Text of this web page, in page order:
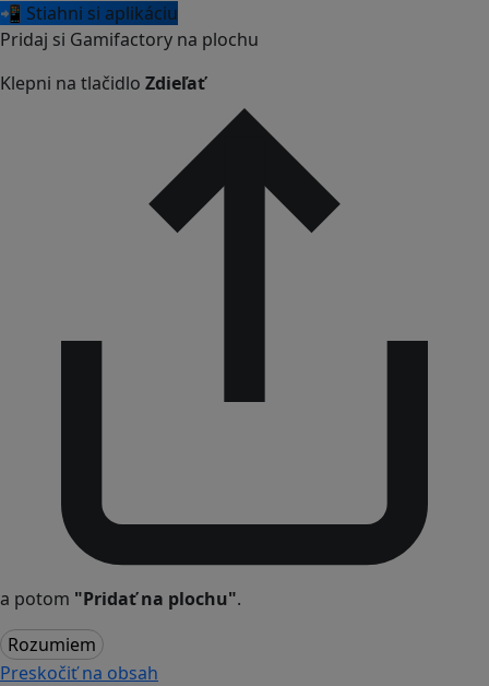
📲 Stiahni si aplikáciu
Pridaj si Gamifactory na plochu
Klepni na tlačidlo Zdieľať
a potom "Pridať na plochu".
Rozumiem
Preskočiť na obsah